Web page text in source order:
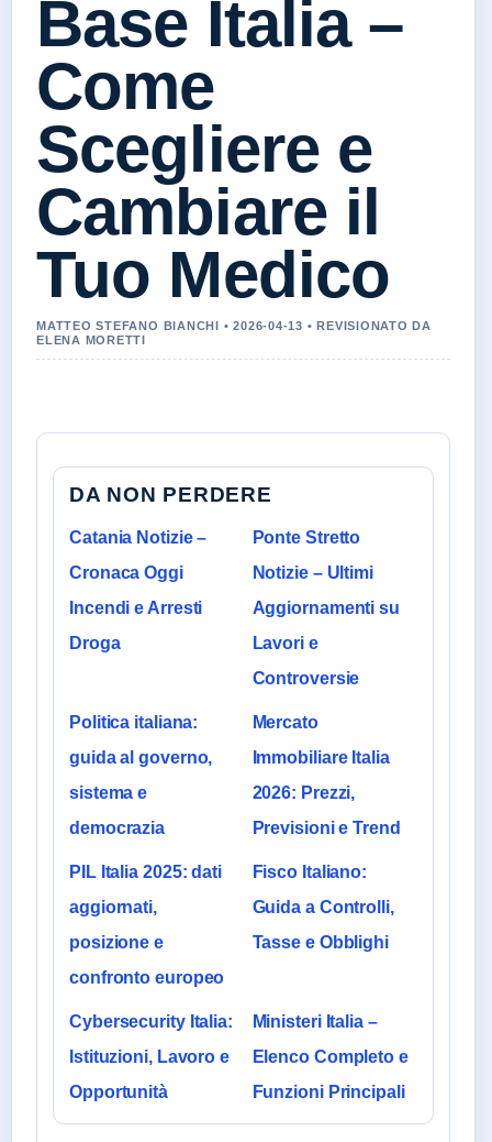
Base Italia –
Come
Scegliere e
Cambiare il
Tuo Medico
MATTEO STEFANO BIANCHI • 2026-04-13 • REVISIONATO DA
ELENA MORETTI
DA NON PERDERE
Catania Notizie –
Cronaca Oggi
Incendi e Arresti
Droga
Ponte Stretto
Notizie – Ultimi
Aggiornamenti su
Lavori e
Controversie
Politica italiana:
guida al governo,
sistema e
democrazia
Mercato
Immobiliare Italia
2026: Prezzi,
Previsioni e Trend
PIL Italia 2025: dati
aggiornati,
posizione e
confronto europeo
Fisco Italiano:
Guida a Controlli,
Tasse e Obblighi
Cybersecurity Italia:
Istituzioni, Lavoro e
Opportunità
Ministeri Italia –
Elenco Completo e
Funzioni Principali